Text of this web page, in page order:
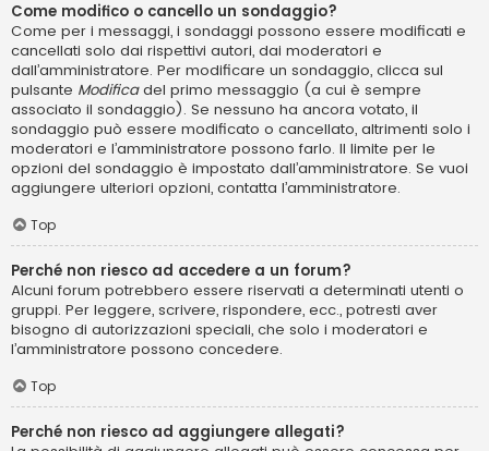
Come modifico o cancello un sondaggio?
Come per i messaggi, i sondaggi possono essere modificati e
cancellati solo dai rispettivi autori, dai moderatori e
dall’amministratore. Per modificare un sondaggio, clicca sul
pulsante Modificadel primo messaggio (a cui è sempre
associato il sondaggio). Se nessuno ha ancora votato, il
sondaggio può essere modificato o cancellato, altrimenti solo i
moderatori e l’amministratore possono farlo. Il limite per le
opzioni del sondaggio è impostato dall’amministratore. Se vuoi
aggiungere ulteriori opzioni, contatta l’amministratore.
Top
Perché non riesco ad accedere a un forum?
Alcuni forum potrebbero essere riservati a determinati utenti o
gruppi. Per leggere, scrivere, rispondere, ecc., potresti aver
bisogno di autorizzazioni speciali, che solo i moderatori e
l’amministratore possono concedere.
Top
Perché non riesco ad aggiungere allegati?